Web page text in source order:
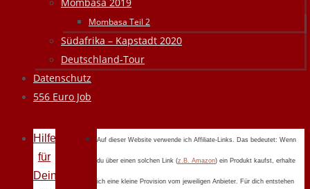
Mombasa Teil 2
Südafrika – Kapstadt 2020
Deutschland-Tour
Datenschutz
556 Euro Job
Hilfe
für
Deine
Auf dieser Website verwende ich Affiliate-Links. Das bedeutet: Wenn
du über einen solchen Link (z.B. Amazon) ein Produkt kaufst, erhalte
ich eine kleine Provision vom jeweiligen Anbieter. Für dich entstehen